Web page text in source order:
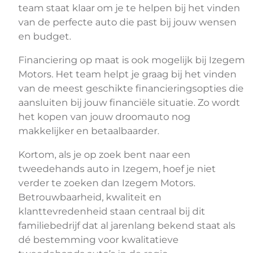
team staat klaar om je te helpen bij het vinden
van de perfecte auto die past bij jouw wensen
en budget.
Financiering op maat is ook mogelijk bij Izegem
Motors. Het team helpt je graag bij het vinden
van de meest geschikte financieringsopties die
aansluiten bij jouw financiële situatie. Zo wordt
het kopen van jouw droomauto nog
makkelijker en betaalbaarder.
Kortom, als je op zoek bent naar een
tweedehands auto in Izegem, hoef je niet
verder te zoeken dan Izegem Motors.
Betrouwbaarheid, kwaliteit en
klanttevredenheid staan centraal bij dit
familiebedrijf dat al jarenlang bekend staat als
dé bestemming voor kwalitatieve